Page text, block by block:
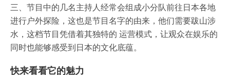
三、节目中的几名主持人经常会组成小分队前往日本各地
进行户外探险，这也是节目名字的由来，他们需要跋山涉
水，这档节目凭借着其独特的 运营模式，让观众在娱乐的
同时也能够感受到日本的文化底蕴。
快来看看它的魅力